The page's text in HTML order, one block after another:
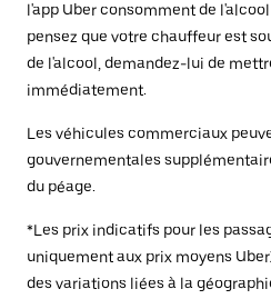
l'app Uber consomment de
pensez que votre chauffeur est
de l'alcool, demandez-lui de
immédiatement.
Les véhicules commerciaux
gouvernementales
du péage.
*Les prix indicatifs pour les
uniquement aux prix moyens
des variations liées à la